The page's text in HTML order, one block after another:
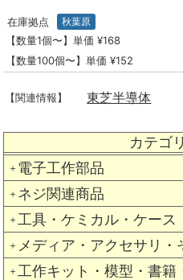
カテゴ
＋ 電子工作部品
＋ ネジ関連商品
＋ 工具・ケミカル・ケース
＋ メディア・アクセサリ・
＋ 工作キット・模型・書籍
在庫拠点 秋葉原
【数量1個〜】単価 ¥168
【数量100個〜】単価 ¥152
【関連情報】 東芝半導体